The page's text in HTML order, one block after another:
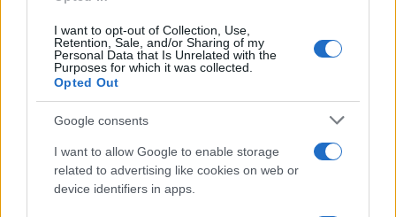
I want to opt-out of Collection, Use,
Retention, Sale, and/or Sharing of my
Personal Data that Is Unrelated with the
Purposes for which it was collected.
Opted Out
Google consents
I want to allow Google to enable storage
related to advertising like cookies on web or
device identifiers in apps.
NEWS ΚΑΝΟΝΤΑΣ ΚΛΙΚ ΕΔΩ
TAGS
ΜΕΛΙΣΣΟΚΟΜΟΣ ΕΜΠΡΗΣΜΟΣ ΑΛΣΟΣ ΒΕΙΚΟΥ
Ροή Ειδήσεων